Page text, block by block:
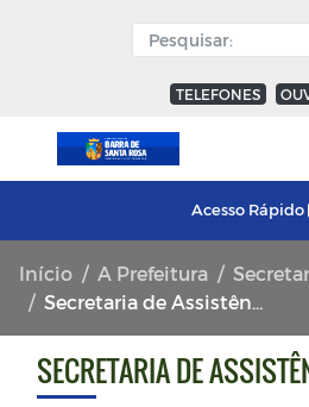
TELEFONES
Acesso Rápido
Início A Prefeitura
Secretaria de Assistência Social
SECRETARIA DE